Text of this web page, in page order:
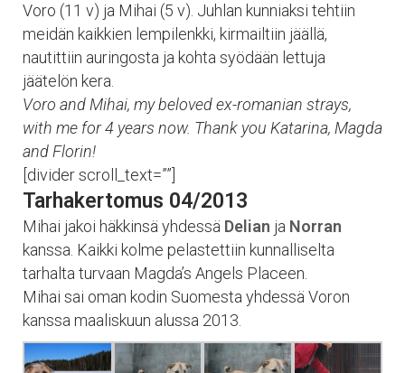
Voro (11 v) ja Mihai (5 v). Juhlan kunniaksi tehtiin
meidän kaikkien lempilenkki, kirmailtiin jäällä,
nautittiin auringosta ja kohta syödään lettuja
jäätelön kera.
Voro and Mihai, my beloved ex-romanian strays,
with me for 4 years now. Thank you Katarina, Magda
and Florin!
[divider scroll_text=””]
Tarhakertomus 04/2013
Mihai jakoi häkkinsä yhdessä Delian ja Norran
kanssa. Kaikki kolme pelastettiin kunnalliselta
tarhalta turvaan Magda’s Angels Placeen.
Mihai sai oman kodin Suomesta yhdessä Voron
kanssa maaliskuun alussa 2013.